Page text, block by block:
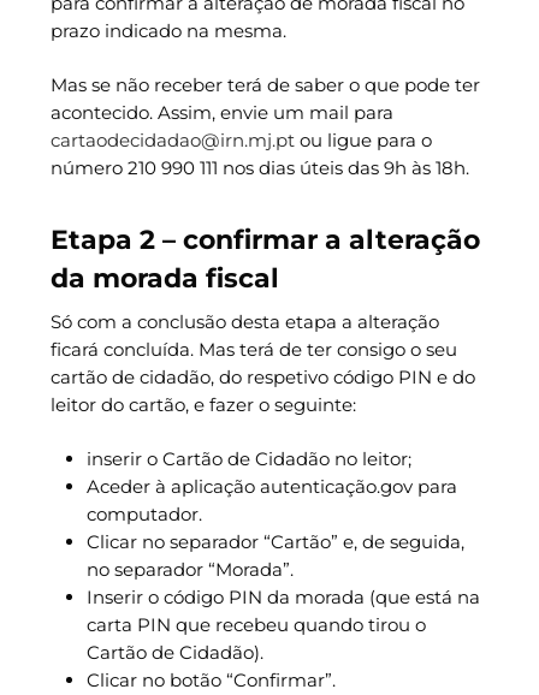
prazo indicado na mesma.
Mas se não receber terá de saber o que pode ter
acontecido. Assim, envie um mail para
cartaodecidadao@irn.mj.ptou ligue para o
número 210 990 111 nos dias úteis das 9h às 18h.
Etapa 2 – confirmar a alteração
da morada fiscal
Só com a conclusão desta etapa a alteração
ficará concluída. Mas terá de ter consigo o seu
cartão de cidadão, do respetivo código PIN e do
leitor do cartão, e fazer o seguinte:
inserir o Cartão de Cidadão no leitor;
Aceder à aplicação autenticação.gov para
computador.
Clicar no separador “Cartão” e, de seguida,
no separador “Morada”.
Inserir o código PIN da morada (que está na
carta PIN que recebeu quando tirou o
Cartão de Cidadão).
Clicar no botão “Confirmar”.